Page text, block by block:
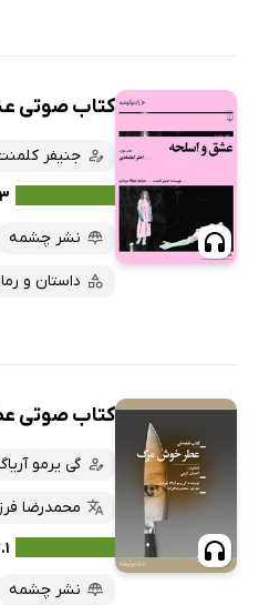
کتاب صوتی
جنیفر
نشر چشمه
داستان و
کتاب صوتی
گی یرمو
محمدرضا
نشر چشمه